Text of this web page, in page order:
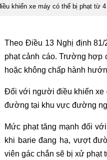
khiển xe máy có thể bị phạt từ
Theo Điều 13 Nghị định
phạt cảnh cáo. Trường hợp
hoặc không chấp hành
Đối với người điều khiển xe
đường tại khu vực đường
Mức phạt tăng mạnh đối
khi barie đang hạ, vượt
viên gác chắn sẽ bị xử phạt